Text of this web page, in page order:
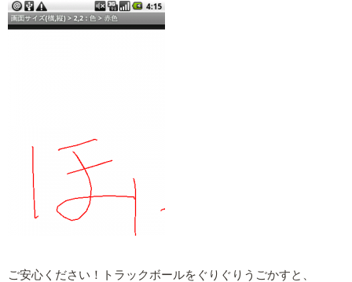
ご安心ください！トラックボールをぐりぐりうごかすと、